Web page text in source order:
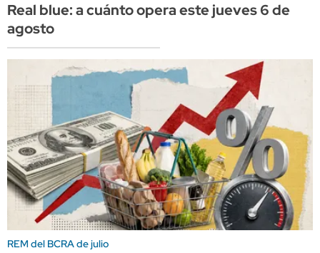
Real blue: a cuánto opera este jueves 6 de
agosto
REM del BCRA de julio